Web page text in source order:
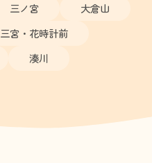
三ノ宮
大倉山
三宮・花時計前
湊川